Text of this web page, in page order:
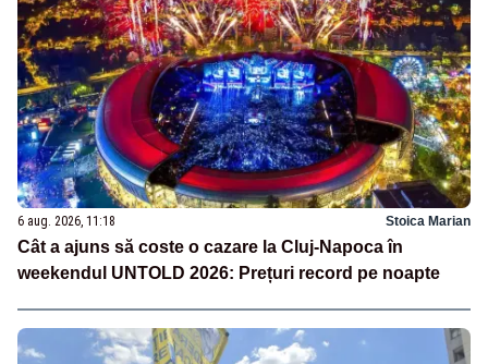
6 aug. 2026, 11:18 Stoica Marian
Cât a ajuns să coste o cazare la Cluj-Napoca în
weekendul UNTOLD 2026: Prețuri record pe noapte